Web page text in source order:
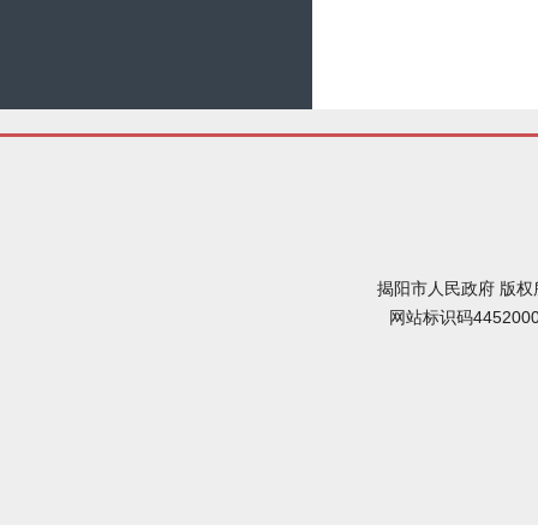
揭阳市人民政府 版
网站标识码